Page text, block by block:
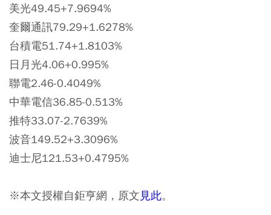
美光49.45+7.9694%
奎爾通訊79.29+1.6278%
台積電51.74+1.8103%
日月光4.06+0.995%
聯電2.46-0.4049%
中華電信36.85-0.513%
推特33.07-2.7639%
波音149.52+3.3096%
迪士尼121.53+0.4795%
※本文授權自鉅亨網，原文見此。